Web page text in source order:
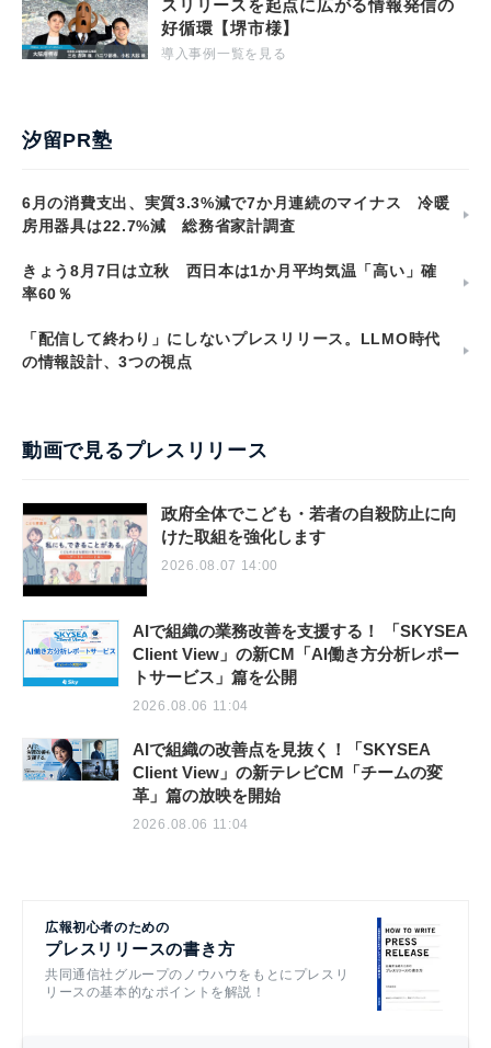
スリリースを起点に広がる情報発信の
好循環【堺市様】
導入事例一覧を見る
汐留PR塾
6月の消費支出、実質3.3%減で7か月連続のマイナス 冷暖
房用器具は22.7%減 総務省家計調査
きょう8月7日は立秋 西日本は1か月平均気温「高い」確
率60％
「配信して終わり」にしないプレスリリース。LLMO時代
の情報設計、3つの視点
動画で見るプレスリリース
政府全体でこども・若者の自殺防止に向
けた取組を強化します
2026.08.07 14:00
AIで組織の業務改善を支援する！ 「SKYSEA
Client View」の新CM「AI働き方分析レポー
トサービス」篇を公開
2026.08.06 11:04
AIで組織の改善点を見抜く！「SKYSEA
Client View」の新テレビCM「チームの変
革」篇の放映を開始
2026.08.06 11:04
広報初心者のための
プレスリリースの書き方
共同通信社グループのノウハウをもとにプレスリ
リースの基本的なポイントを解説！